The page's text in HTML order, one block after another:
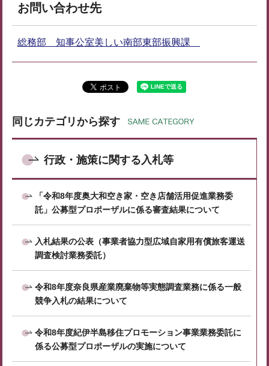
お問い合わせ先
総務部 知事公室美しい南部東部振興課
同じカテゴリから探す
行政・施策に関する入札等
「令和8年度奥大和空き家・空き店舗活用促進業務委
託」公募型プロポーザルに係る審査結果について
入札結果の公表（事業者協力型広域自家用有償旅客運送
調査検討業務委託）
令和8年度奈良県産業廃棄物等実態調査業務に係る一般
競争入札の結果について
令和8年度紀伊半島移住プロモーション事業業務委託に
係る公募型プロポーザルの実施について